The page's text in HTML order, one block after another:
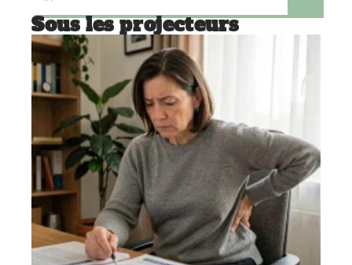
Sous les projecteurs